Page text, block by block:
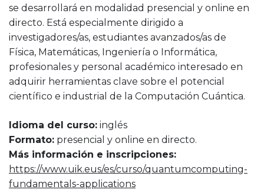
se desarrollará en modalidad presencial y online en
directo. Está especialmente dirigido a
investigadores/as, estudiantes avanzados/as de
Física, Matemáticas, Ingeniería o Informática,
profesionales y personal académico interesado en
adquirir herramientas clave sobre el potencial
científico e industrial de la Computación Cuántica.
Idioma del curso: inglés
Formato: presencial y online en directo.
Más información e inscripciones:
https://www.uik.eus/es/curso/quantumcomputing-
fundamentals-applications